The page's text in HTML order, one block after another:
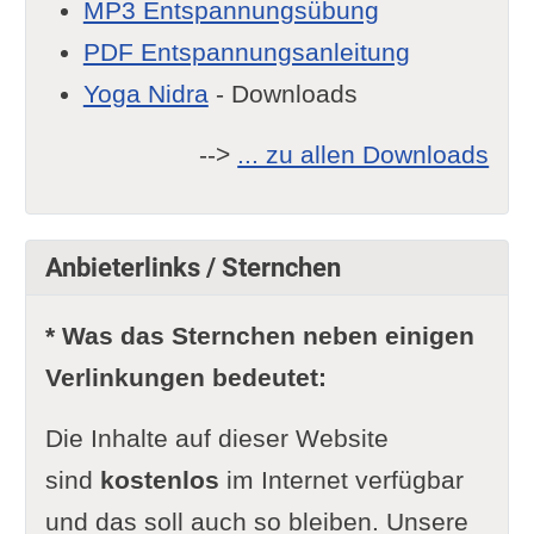
MP3 Entspannungsübung
PDF Entspannungsanleitung
Yoga Nidra- Downloads
--> ... zu allen Downloads
Anbieterlinks / Sternchen
* Was das Sternchen neben einigen
Verlinkungen bedeutet:
Die Inhalte auf dieser Website
sind kostenlos im Internet verfügbar
und das soll auch so bleiben. Unsere